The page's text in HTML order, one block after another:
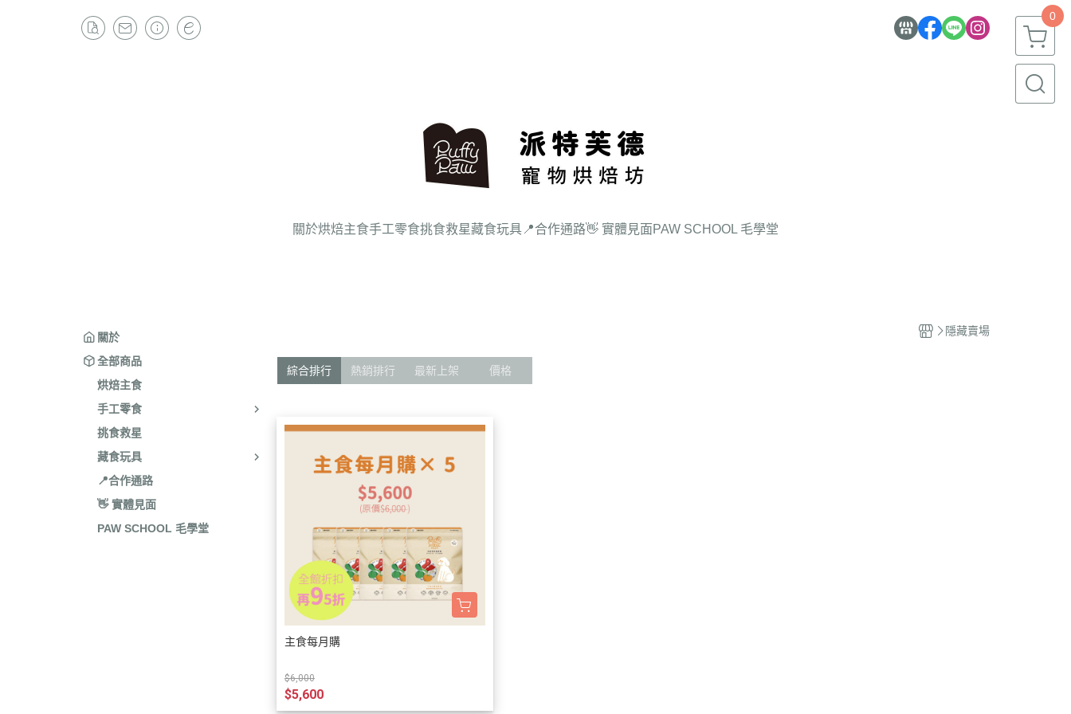
0
關於烘焙主食手工零食挑食救星藏食玩具 📍合作通路👋 實體見面PAW SCHOOL 毛學堂
關於
全部商品
烘焙主食
手工零食
挑食救星
藏食玩具
📍合作通路
👋 實體見面
PAW SCHOOL 毛學堂
隱藏賣場
綜合排行 熱銷排行 最新上架 價格
主食每月購
$6,000
$5,600